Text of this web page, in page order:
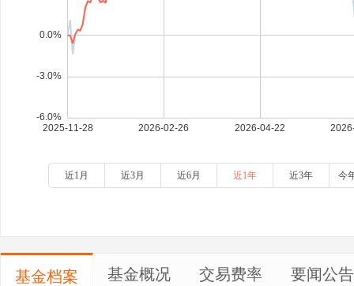
近1月 近3月 近6月 近1年 近3年 今
基金档案 基金概况 交易费率 要闻公告